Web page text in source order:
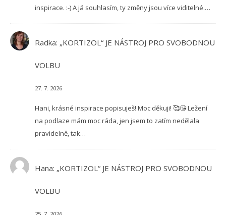
inspirace. :-) A já souhlasím, ty změny jsou více viditelné.…
Radka: „KORTIZOL“ JE NÁSTROJ PRO SVOBODNOU
VOLBU
27. 7. 2026
Hani, krásné inspirace popisuješ! Moc děkuji! 🥰😘 Ležení
na podlaze mám moc ráda, jen jsem to zatím nedělala
pravidelně, tak…
Hana: „KORTIZOL“ JE NÁSTROJ PRO SVOBODNOU
VOLBU